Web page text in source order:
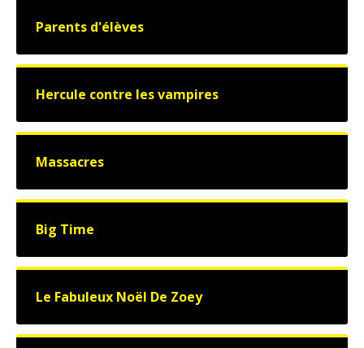
Parents d'élèves
Hercule contre les vampires
Massacres
Big Time
Le Fabuleux Noël De Zoey